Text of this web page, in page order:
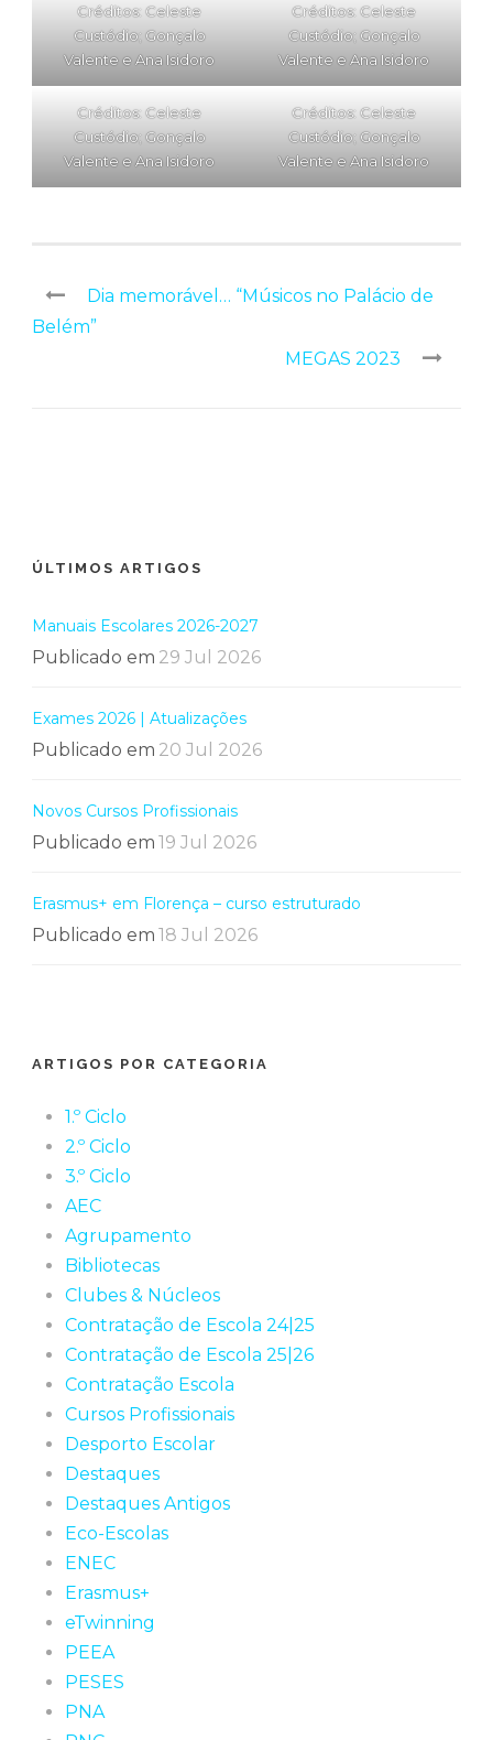
Créditos: Celeste
Custódio; Gonçalo
Valente e Ana Isidoro
Créditos: Celeste
Custódio; Gonçalo
Valente e Ana Isidoro
Créditos: Celeste
Custódio; Gonçalo
Valente e Ana Isidoro
Créditos: Celeste
Custódio; Gonçalo
Valente e Ana Isidoro
Dia memorável… “Músicos no Palácio de
Belém”
MEGAS 2023
ÚLTIMOS ARTIGOS
Manuais Escolares 2026-2027
Publicado em 29 Jul 2026
Exames 2026 | Atualizações
Publicado em 20 Jul 2026
Novos Cursos Profissionais
Publicado em 19 Jul 2026
Erasmus+ em Florença – curso estruturado
Publicado em 18 Jul 2026
ARTIGOS POR CATEGORIA
1.º Ciclo
2.º Ciclo
3.º Ciclo
AEC
Agrupamento
Bibliotecas
Clubes & Núcleos
Contratação de Escola 24|25
Contratação de Escola 25|26
Contratação Escola
Cursos Profissionais
Desporto Escolar
Destaques
Destaques Antigos
Eco-Escolas
ENEC
Erasmus+
eTwinning
PEEA
PESES
PNA